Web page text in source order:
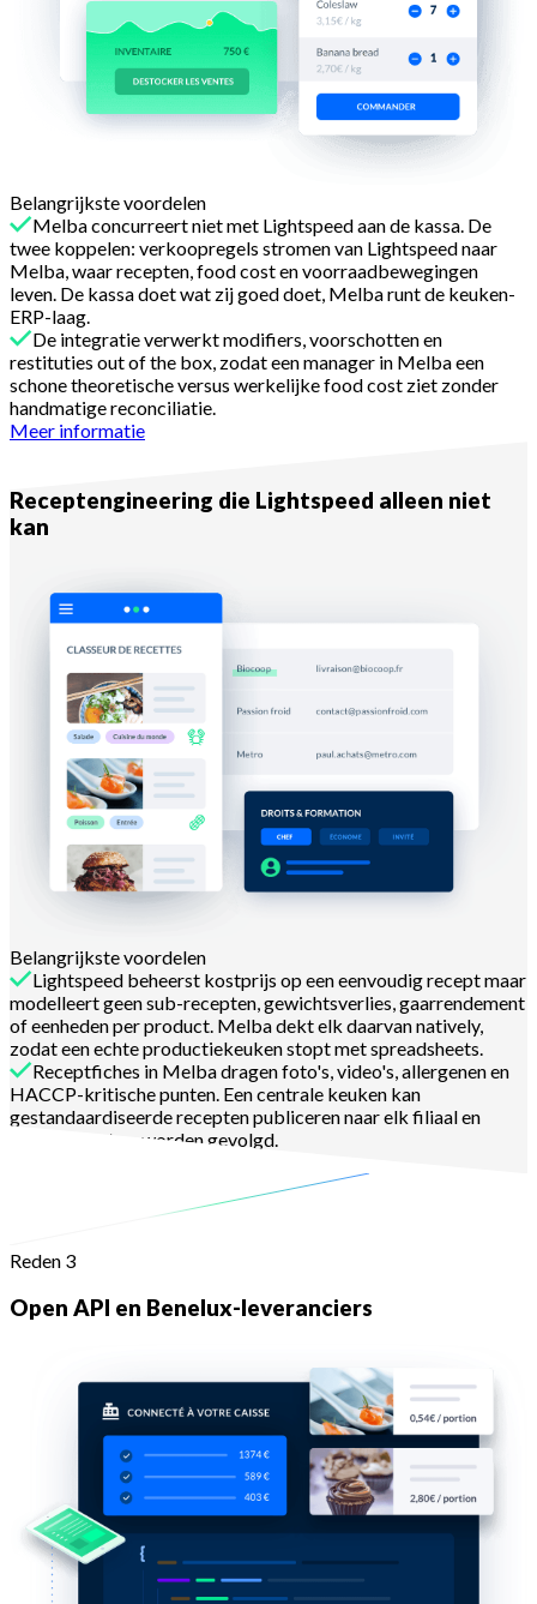
Belangrijkste voordelen
Melba concurreert niet met Lightspeed aan de kassa. De
twee koppelen: verkoopregels stromen van Lightspeed naar
Melba, waar recepten, food cost en voorraadbewegingen
leven. De kassa doet wat zij goed doet, Melba runt de keuken-
ERP-laag.
De integratie verwerkt modifiers, voorschotten en
restituties out of the box, zodat een manager in Melba een
schone theoretische versus werkelijke food cost ziet zonder
handmatige reconciliatie.
Meer informatie
Receptengineering die Lightspeed alleen niet
kan
Belangrijkste voordelen
Lightspeed beheerst kostprijs op een eenvoudig recept maar
modelleert geen sub-recepten, gewichtsverlies, gaarrendement
of eenheden per product. Melba dekt elk daarvan natively,
zodat een echte productiekeuken stopt met spreadsheets.
Receptfiches in Melba dragen foto's, video's, allergenen en
HACCP-kritische punten. Een centrale keuken kan
gestandaardiseerde recepten publiceren naar elk filiaal en
bewijzen dat ze worden gevolgd.
Reden 3
Open API en Benelux-leveranciers